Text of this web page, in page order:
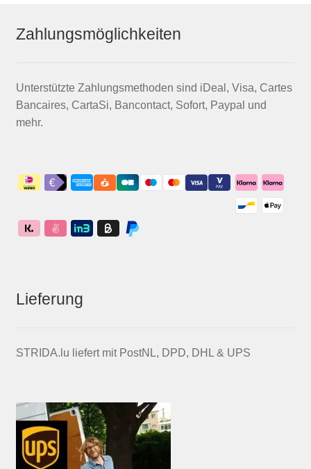
Zahlungsmöglichkeiten
Unterstützte Zahlungsmethoden sind iDeal, Visa, Cartes
Bancaires, CartaSi, Bancontact, Sofort, Paypal und
mehr.
Lieferung
STRIDA.lu liefert mit PostNL, DPD, DHL & UPS